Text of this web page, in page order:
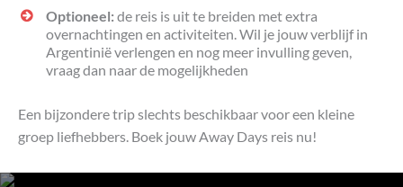
Optioneel: de reis is uit te breiden met extra
overnachtingen en activiteiten. Wil je jouw verblijf in
Argentinië verlengen en nog meer invulling geven,
vraag dan naar de mogelijkheden
Een bijzondere trip slechts beschikbaar voor een kleine
groep liefhebbers. Boek jouw Away Days reis nu!